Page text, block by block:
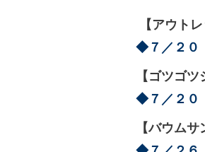
【アウト
◆７／２０
【ゴツゴツ
◆７／２０
【バウムサ